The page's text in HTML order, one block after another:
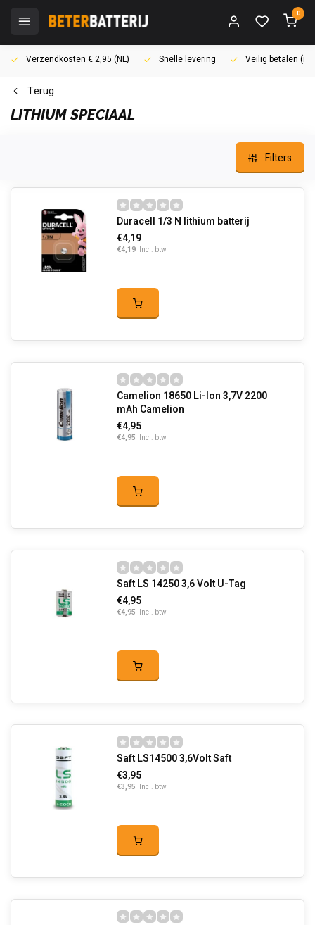
0
Verzendkosten € 2,95 (NL) Snelle levering Veilig betalen
Terug
LITHIUM SPECIAAL
Filters
Duracell 1/3 N lithium batterij
€4,19
€4,19 Incl. btw
Camelion 18650 Li-Ion 3,7V 2200
mAh Camelion
€4,95
€4,95 Incl. btw
Saft LS 14250 3,6 Volt U-Tag
€4,95
€4,95 Incl. btw
Saft LS14500 3,6Volt Saft
€3,95
€3,95 Incl. btw